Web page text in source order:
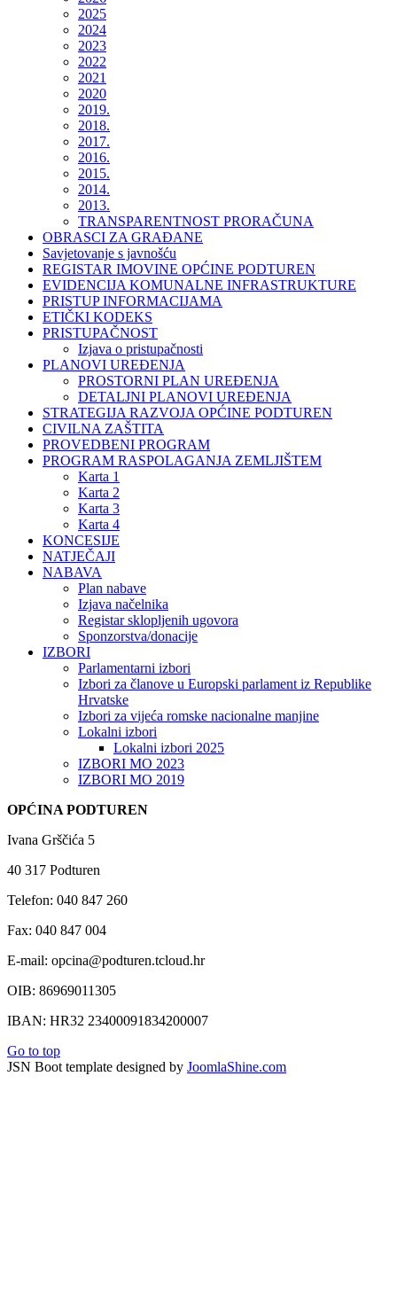
2025
2024
2023
2022
2021
2020
2019.
2018.
2017.
2016.
2015.
2014.
2013.
TRANSPARENTNOST PRORAČUNA
OBRASCI ZA GRAĐANE
Savjetovanje s javnošću
REGISTAR IMOVINE OPĆINE PODTUREN
EVIDENCIJA KOMUNALNE INFRASTRUKTURE
PRISTUP INFORMACIJAMA
ETIČKI KODEKS
PRISTUPAČNOST
Izjava o pristupačnosti
PLANOVI UREĐENJA
PROSTORNI PLAN UREĐENJA
DETALJNI PLANOVI UREĐENJA
STRATEGIJA RAZVOJA OPĆINE PODTUREN
CIVILNA ZAŠTITA
PROVEDBENI PROGRAM
PROGRAM RASPOLAGANJA ZEMLJIŠTEM
Karta 1
Karta 2
Karta 3
Karta 4
KONCESIJE
NATJEČAJI
NABAVA
Plan nabave
Izjava načelnika
Registar sklopljenih ugovora
Sponzorstva/donacije
IZBORI
Parlamentarni izbori
Izbori za članove u Europski parlament iz Republike
Hrvatske
Izbori za vijeća romske nacionalne manjine
Lokalni izbori
Lokalni izbori 2025
IZBORI MO 2023
IZBORI MO 2019
OPĆINA PODTUREN
Ivana Grščića 5
40 317 Podturen
Telefon: 040 847 260
Fax: 040 847 004
E-mail: opcina@podturen.tcloud.hr
OIB: 86969011305
IBAN: HR32 23400091834200007
Go to top
JSN Boot template designed by JoomlaShine.com